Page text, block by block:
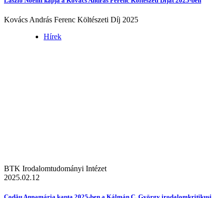
Kovács András Ferenc Költészeti Díj 2025
Hírek
BTK Irodalomtudományi Intézet
2025.02.12